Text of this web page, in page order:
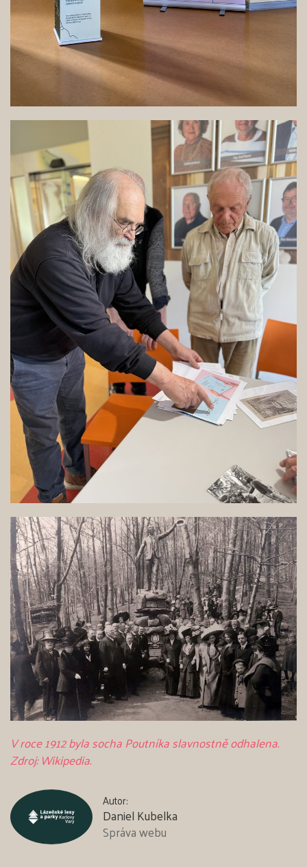
V roce 1912 byla socha Poutníka slavnostně odhalena.
Zdroj: Wikipedia.
Autor:
Daniel Kubelka
Správa webu